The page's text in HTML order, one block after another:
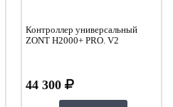
Контроллер универсальный
ZONT H2000+ PRO. V2
44 300